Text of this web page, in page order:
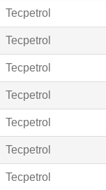
Tecpetrol
Tecpetrol
Tecpetrol
Tecpetrol
Tecpetrol
Tecpetrol
Tecpetrol